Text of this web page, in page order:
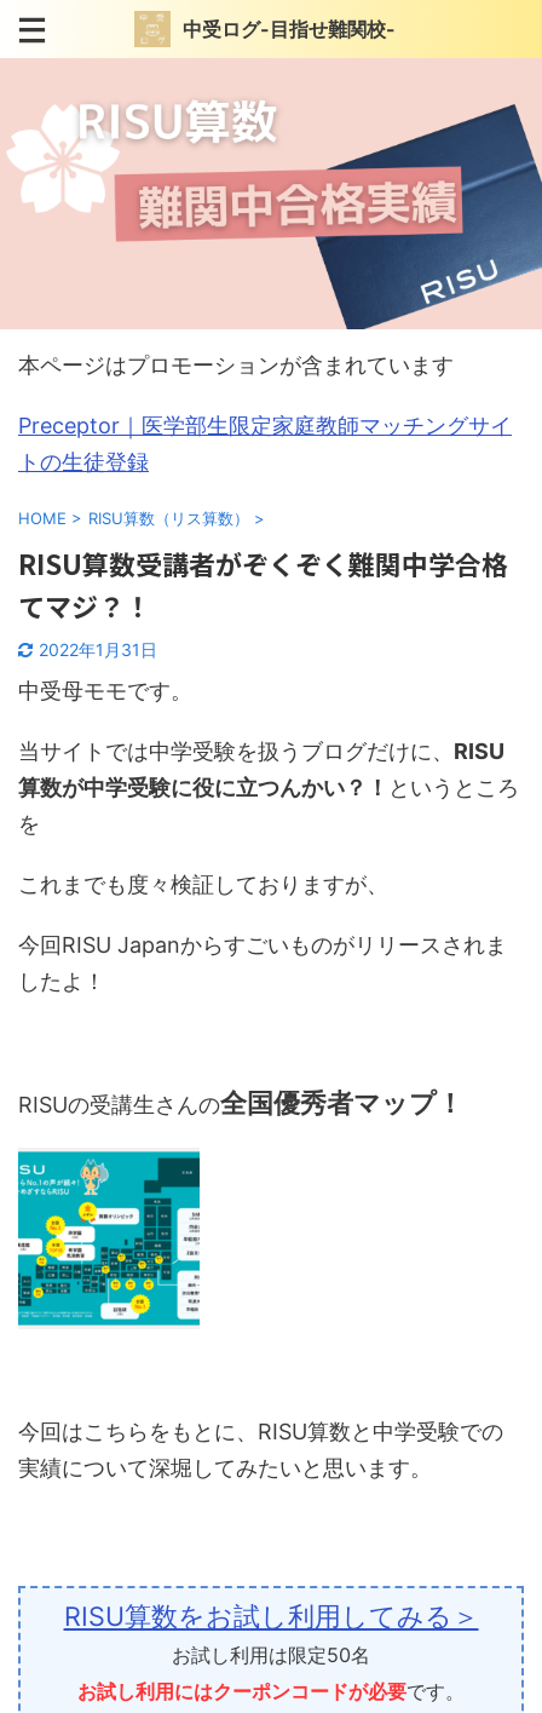
中受ログ-目指せ難関校-
本ページはプロモーションが含まれています
Preceptor｜医学部生限定家庭教師マッチングサイ
トの生徒登録
HOME > RISU算数（リス算数） >
RISU算数受講者がぞくぞく難関中学合格
てマジ？！
2022年1月31日
中受母モモです。
当サイトでは中学受験を扱うブログだけに、 RISU
算数が中学受験に役に立つんかい？！ というところ
を
これまでも度々検証しておりますが、
今回RISU Japanからすごいものがリリースされま
したよ！
RISUの受講生さんの全国優秀者マップ！
今回はこちらをもとに、RISU算数と中学受験での
実績について深堀してみたいと思います。
RISU算数をお試し利用してみる＞
お試し利用は限定50名
お試し利用にはクーポンコードが必要です。